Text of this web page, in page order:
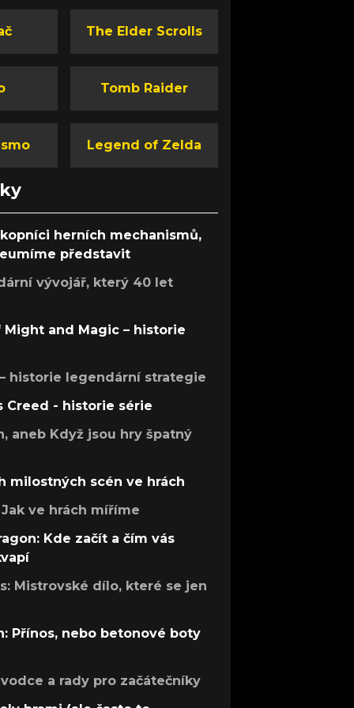
The Elder Scrolls
Tomb Raider
Legend of Zelda
herních mechanismů,
představit
vývojář, který 40 let
Might and Magic – historie
historie legendární strategie
Creed - historie série
aneb Když jsou hry špatný
milostných scén ve hrách
ve hrách míříme
Kde začít a čím vás
Mistrovské dílo, které se jen
Přínos, nebo betonové boty
a rady pro začátečníky